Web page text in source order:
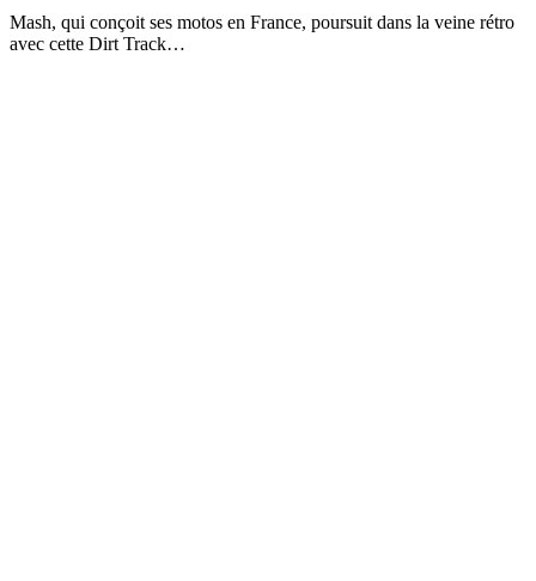
Mash, qui conçoit ses motos en France, poursuit dans la veine rétro
avec cette Dirt Track…